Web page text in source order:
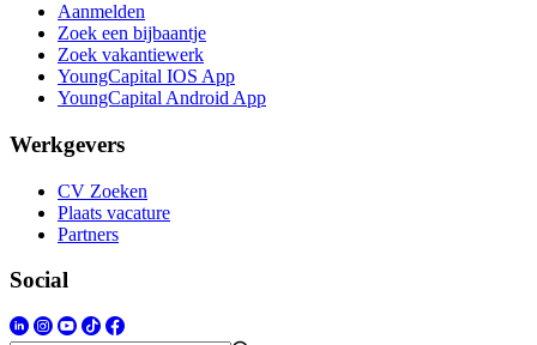
Aanmelden
Zoek een bijbaantje
Zoek vakantiewerk
YoungCapital IOS App
YoungCapital Android App
Werkgevers
CV Zoeken
Plaats vacature
Partners
Social